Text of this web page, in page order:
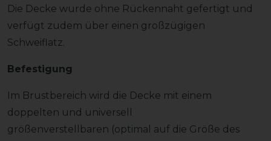
Die Decke wurde ohne Rückennaht gefertigt und
verfügt zudem über einen großzügigen
Schweiflatz.
Befestigung
Im Brustbereich wird die Decke mit einem
doppelten und universell
größenverstellbaren (optimal auf die Größe des